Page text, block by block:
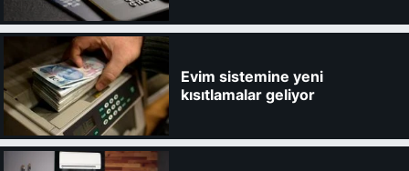
Evim sistemine yeni
kısıtlamalar geliyor